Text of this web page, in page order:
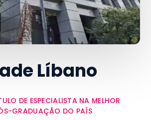
Líbano
DE ESPECIALISTA NA MELHOR
GRADUAÇÃO DO PAÍS